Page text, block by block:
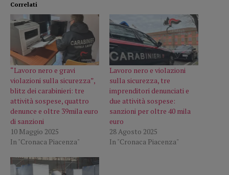
Correlati
“Lavoro nero e gravi
violazioni sulla sicurezza”,
blitz dei carabinieri: tre
attività sospese, quattro
denunce e oltre 39mila euro
di sanzioni
10 Maggio 2025
In "Cronaca Piacenza"
Lavoro nero e violazioni
sulla sicurezza, tre
imprenditori denunciati e
due attività sospese:
sanzioni per oltre 40 mila
euro
28 Agosto 2025
In "Cronaca Piacenza"